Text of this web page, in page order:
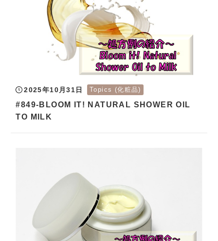
#849-BLOOM IT! NATURAL SHOWER OIL
TO MILK
2025年10月31日 Topics (化粧品)